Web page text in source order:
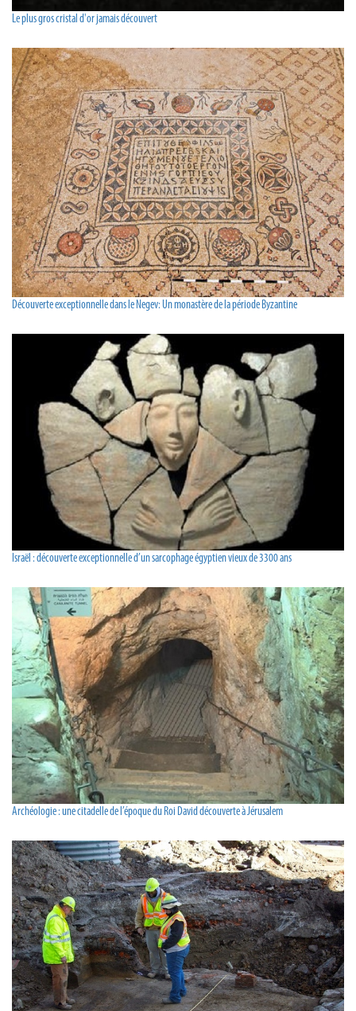
Le plus gros cristal d'or jamais découvert
Découverte exceptionnelle dans le Negev: Un monastère de la période Byzantine
Israël : découverte exceptionnelle d’un sarcophage égyptien vieux de 3300 ans
Archéologie : une citadelle de l’époque du Roi David découverte à Jérusalem